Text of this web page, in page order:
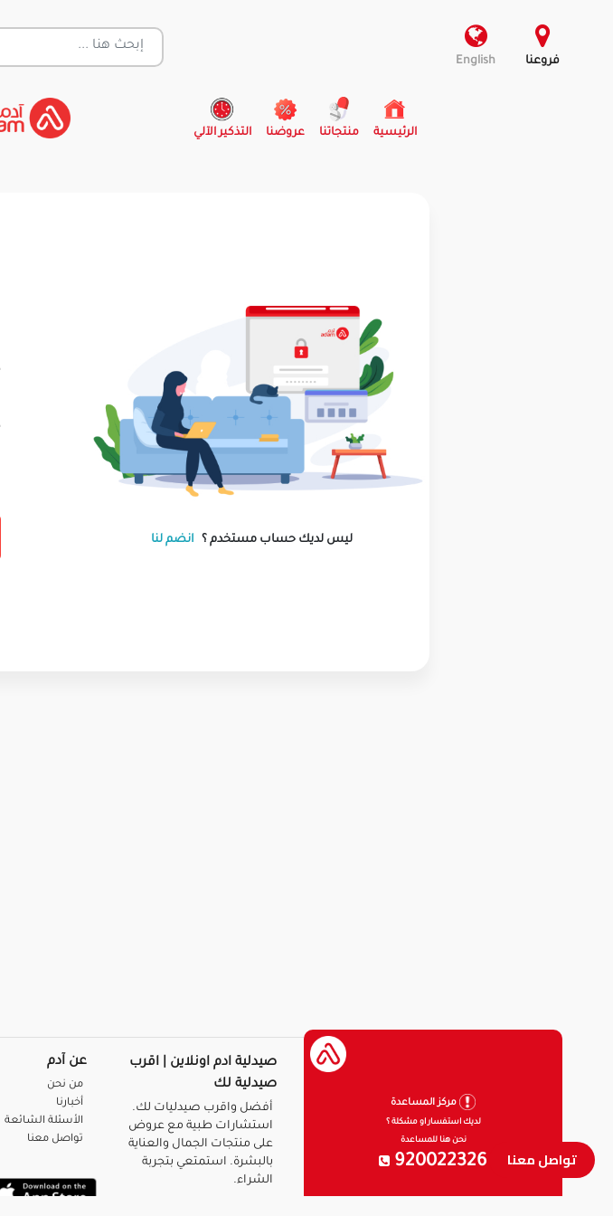
فروعنا English
الرئيسية
(current) منتجاتنا عروضنا التذكير الآلي
ليس لديك حساب مستخدم ؟ انضم لنا
تواصل معنا
مركز المساعدة
لديك استفسار او مشكلة ؟
نحن هنا للمساعدة
920022326
صيدلية ادم اونلاين | اقرب
صيدلية لك
أفضل واقرب صيدليات لك.
استشارات طبية مع عروض
على منتجات الجمال والعناية
بالبشرة. استمتعي بتجربة
الشراء.
عن آدم
من نحن
أخبارنا
الأسئلة الشائعة
تواصل معنا